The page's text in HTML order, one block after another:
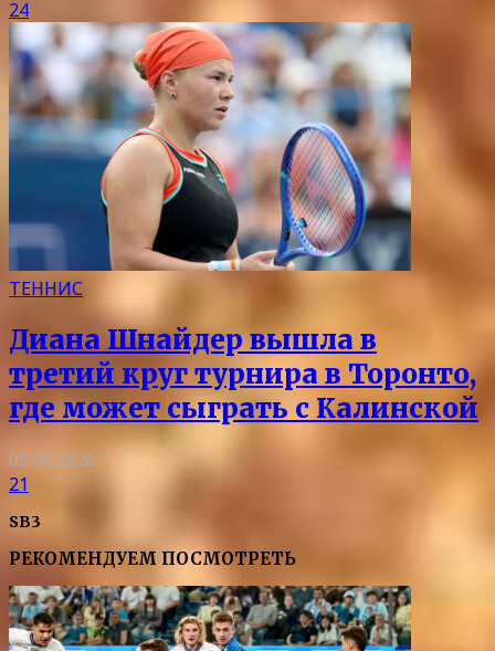
24
ТЕННИС
Диана Шнайдер вышла в
третий круг турнира в Торонто,
где может сыграть с Калинской
05.08.2026
21
SB3
РЕКОМЕНДУЕМ ПОСМОТРЕТЬ